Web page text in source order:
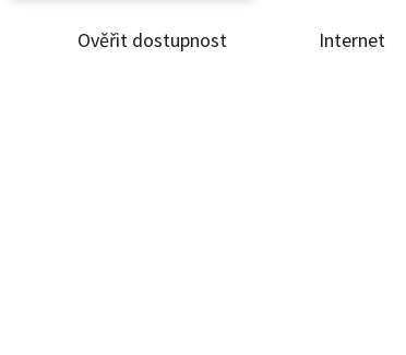
Ověřit dostupnost Internet